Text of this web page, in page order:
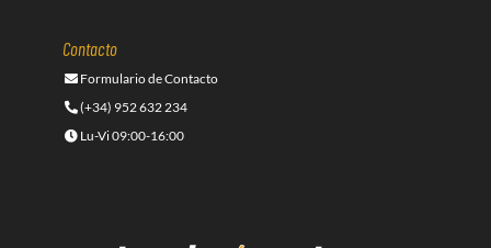
Contacto
Formulario de Contacto
(+34) 952 632 234
Lu-Vi 09:00-16:00